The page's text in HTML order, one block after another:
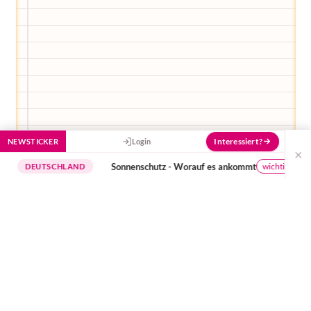
NEWSTICKER
Sonnenschutz - Worauf es ankommt wichtige Hinweise
Login Interessiert?
×